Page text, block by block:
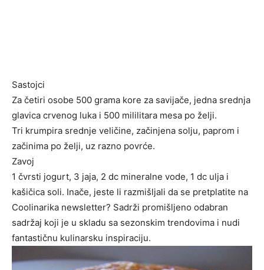
Sastojci
Za četiri osobe 500 grama kore za savijače, jedna srednja
glavica crvenog luka i 500 mililitara mesa po želji.
Tri krumpira srednje veličine, začinjena solju, paprom i
začinima po želji, uz razno povrće.
Zavoj
1 čvrsti jogurt, 3 jaja, 2 dc mineralne vode, 1 dc ulja i
kašičica soli. Inače, jeste li razmišljali da se pretplatite na
Coolinarika newsletter? Sadrži promišljeno odabran
sadržaj koji je u skladu sa sezonskim trendovima i nudi
fantastičnu kulinarsku inspiraciju.